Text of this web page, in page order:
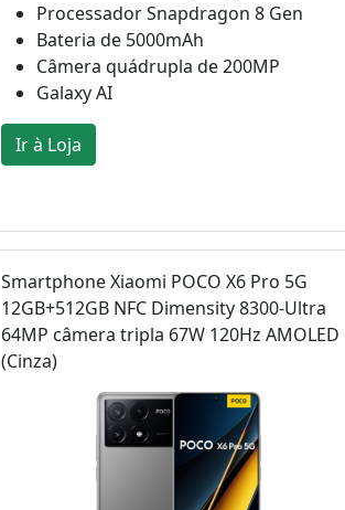
Processador Snapdragon 8 Gen
Bateria de 5000mAh
Câmera quádrupla de 200MP
Galaxy AI
Ir à Loja
Smartphone Xiaomi POCO X6 Pro 5G
12GB+512GB NFC Dimensity 8300-Ultra
64MP câmera tripla 67W 120Hz AMOLED
(Cinza)